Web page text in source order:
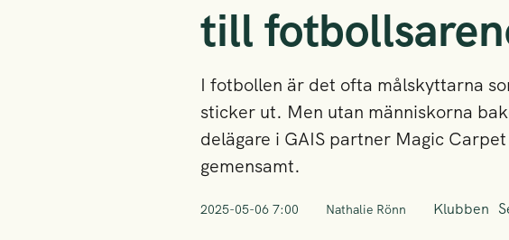
till
I fotbollen är det ofta målskyttarna
sticker ut. Men utan människorna
delägare i GAIS partner Magic
gemensamt.
2025-05-06 7:00 Nathalie Rönn Klubben